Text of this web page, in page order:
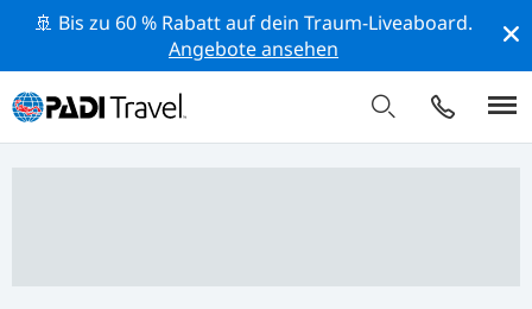
🚢 Bis zu 60 % Rabatt auf dein Traum-Liveaboard.
Angebote ansehen